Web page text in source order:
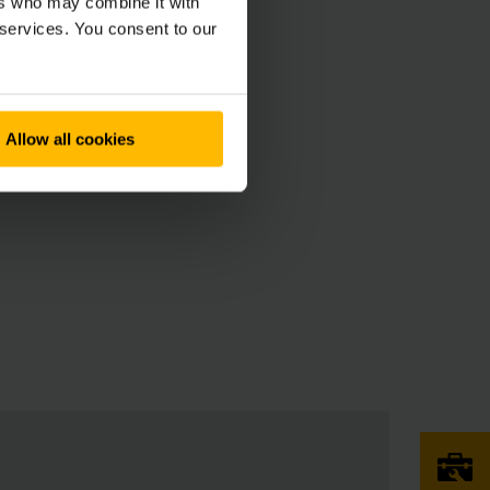
You consent to our
Allow all cookies
na “Centrum
osobních údajů